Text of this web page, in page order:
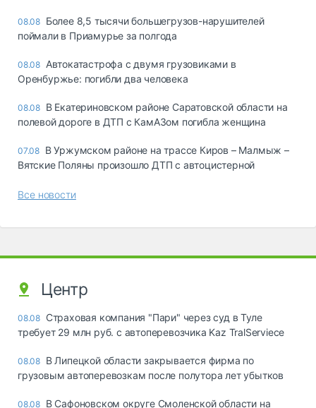
08.08 Более 8,5 тысячи большегрузов-нарушителей
поймали в Приамурье за полгода
08.08 Автокатастрофа с двумя грузовиками в
Оренбуржье: погибли два человека
08.08 В Екатериновском районе Саратовской области на
полевой дороге в ДТП с КамАЗом погибла женщина
07.08 В Уржумском районе на трассе Киров – Малмыж –
Вятские Поляны произошло ДТП с автоцистерной
Все новости
Центр
08.08 Страховая компания "Пари" через суд в Туле
требует 29 млн руб. с автоперевозчика Kaz TralServiece
08.08 В Липецкой области закрывается фирма по
грузовым автоперевозкам после полутора лет убытков
08.08 В Сафоновском округе Смоленской области на